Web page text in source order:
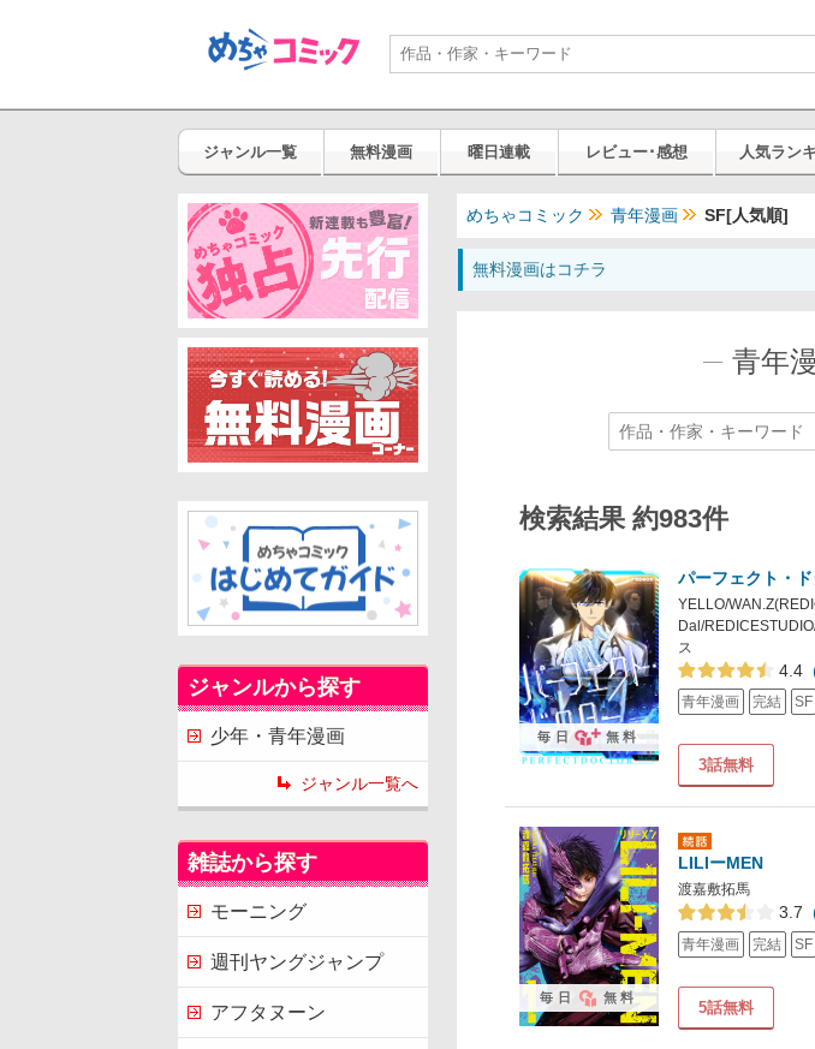
ジャンル一覧 無料漫画 曜日連載 レビュー･感想 人気ラン
めちゃコミック 青年漫画 SF[人気順]
無料漫画はコチラ
青年
検索結果 約983件
パーフェクト・
YELLO/
Dal/
ス
4.4
青年漫画 完結 SF
3話無料
毎日 無料
LILIーMEN
渡嘉敷拓馬
3.7
青年漫画 完結 SF
5話無料
毎日 無料
ジャンルから探す
少年・青年漫画
ジャンル一覧へ
雑誌から探す
モーニング
週刊ヤングジャンプ
アフタヌーン